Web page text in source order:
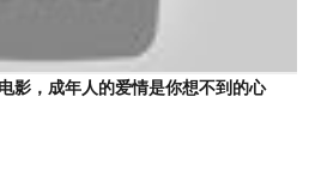
影，成年人的爱情是你想不到的心